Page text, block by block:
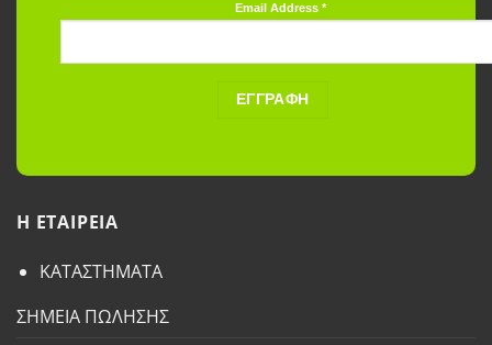
Email Address *
H ETAΙΡΕΙΑ
ΚΑΤΑΣΤΗΜΑΤΑ
ΣΗΜΕΙΑ ΠΩΛΗΣΗΣ